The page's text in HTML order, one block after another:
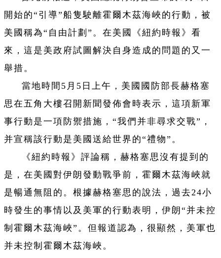
開始的“引導”船隻駛離霍爾木茲海峽的行動，被
美國稱為“自由計劃”。在美國《紐約時報》看
來，這是美政府試圖解決自身造成的問題的又一
舉措。
當地時間5月5日上午，美國國防部長赫格塞
思在五角大樓召開新聞發佈會時表示，這項新軍
事行動是一項防禦措施，“我們并非尋求交戰”，
并宣稱該行動是美國送給世界的“禮物”。
《紐約時報》評論稱，赫格塞思沒有提到的
是，在美國對伊朗發動戰爭前，霍爾木茲海峽就
是暢通無阻的。根據赫格塞思的說法，過去24小
時發生的事情以及美軍的行動表明，伊朗“并未控
制霍爾木茲海峽”。但報道認為，很顯然，美軍也
并未控制霍爾木茲海峽。